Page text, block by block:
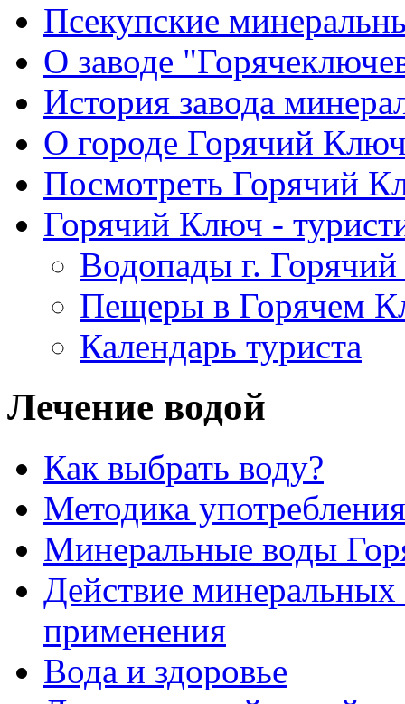
Псекупские
О заводе
История завода
О городе Горячий
Посмотреть Горячий
Горячий Ключ -
Водопады г.
Пещеры в Горячем
Календарь туриста
Лечение водой
Как выбрать воду?
Методика
Минеральные воды
Действие
применения
Вода и здоровье